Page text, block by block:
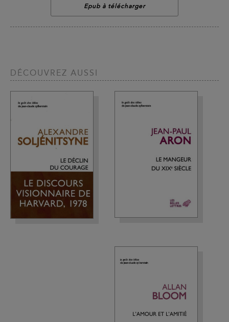
Epub à télécharger
DÉCOUVREZ AUSSI